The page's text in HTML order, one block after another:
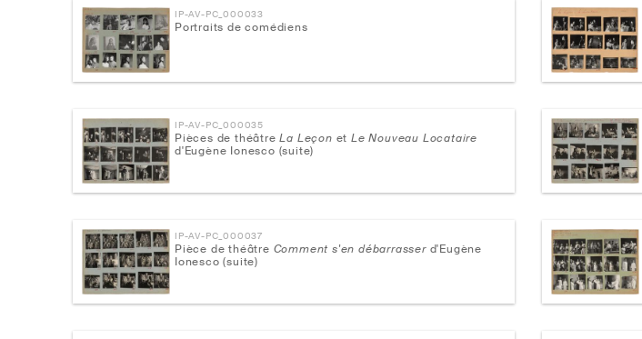
IP-AV-PC_000033
Portraits de comédiens
IP-AV-PC_000035
Pièces de théâtreLa Leçon etLe Nouveau Locataire
d'Eugène Ionesco (suite)
IP-AV-PC_000037
Pièce de théâtre Comment s'en débarrasserd'Eugène
Ionesco (suite)